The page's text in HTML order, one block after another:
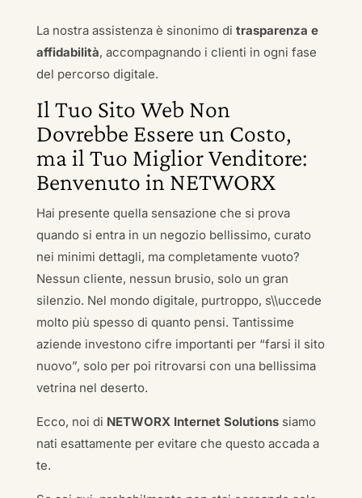
La nostra assistenza è sinonimo di trasparenza e
affidabilità, accompagnando i clienti in ogni fase
del percorso digitale.
Il Tuo Sito Web Non
Dovrebbe Essere un Costo,
ma il Tuo Miglior Venditore:
Benvenuto in NETWORX
Hai presente quella sensazione che si prova
quando si entra in un negozio bellissimo, curato
nei minimi dettagli, ma completamente vuoto?
Nessun cliente, nessun brusio, solo un gran
silenzio. Nel mondo digitale, purtroppo, s\\uccede
molto più spesso di quanto pensi. Tantissime
aziende investono cifre importanti per “farsi il sito
nuovo”, solo per poi ritrovarsi con una bellissima
vetrina nel deserto.
Ecco, noi di NETWORX Internet Solutionssiamo
nati esattamente per evitare che questo accada a
te.